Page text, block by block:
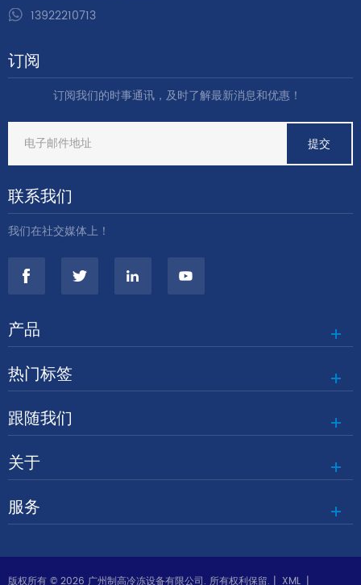
13922210713
订阅
订阅我们的时事通讯，及时了解最新消息和优惠！
联系我们
我们在社交媒体上！
产品
热门标签
跟随我们
关于
服务
版权所有 © 2026 广州制高冷冻设备有限公司. 所有权利保留. | XML |